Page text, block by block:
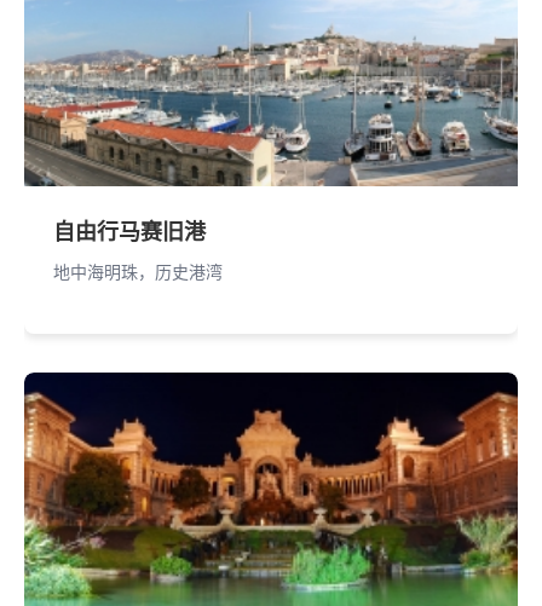
自由行马赛旧港
地中海明珠，历史港湾